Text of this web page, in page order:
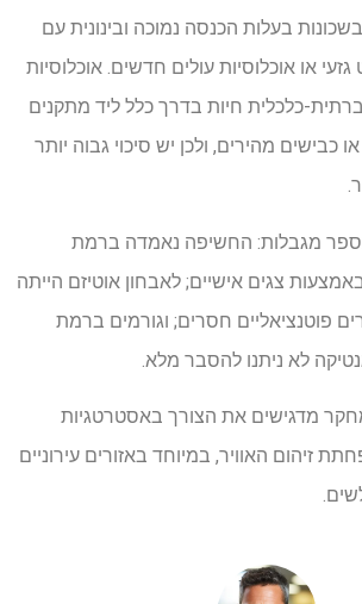
בעלות הכנסה נמוכה ובינונית עם
או אוכלוסיות עולים חדשים. אוכלוסיות
כלכלית חיות בדרך כלל ליד מתקנים
כבישים מהירים, ולכן יש סיכוי גבוה יותר
מגבלות: החשיפה נאמדה ברמת
צגים אישיים; לאבחון אוטיזם הייתה
של 50%, מקרים פוטנציאליים חסרים; וגורמים ברמת
לא ניתנו להסבר מלא.
מדגישים את הצורך באסטרטגיות
זיהום האוויר, במיוחד באזורים עירוניים